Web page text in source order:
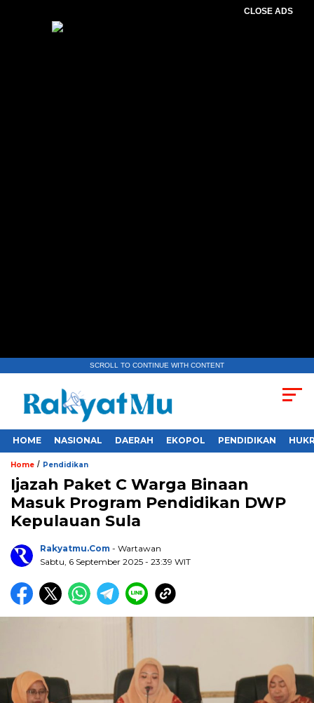
CLOSE ADS
SCROLL TO CONTINUE WITH CONTENT
HOME NASIONAL DAERAH EKOPOL PENDIDIKAN
Home / Pendidikan
Ijazah Paket C Warga Binaan
Masuk Program Pendidikan DWP
Kepulauan Sula
Rakyatmu.com - Wartawan
Sabtu, 6 September 2025 - 23:39 WIT